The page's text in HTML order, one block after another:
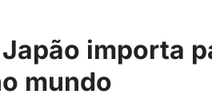
importa
mundo